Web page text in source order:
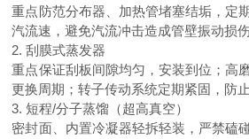
重点防范分布器、加热管堵塞结垢，定
汽流速，避免汽流冲击造成管壁振动损伤
2. 刮膜式蒸发器
重点保证刮板间隙均匀，安装到位；高
更换周期；转子传动系统定期紧固，防
3. 短程/分子蒸馏（超高真空）
密封面、内置冷凝器轻拆轻装，严禁磕